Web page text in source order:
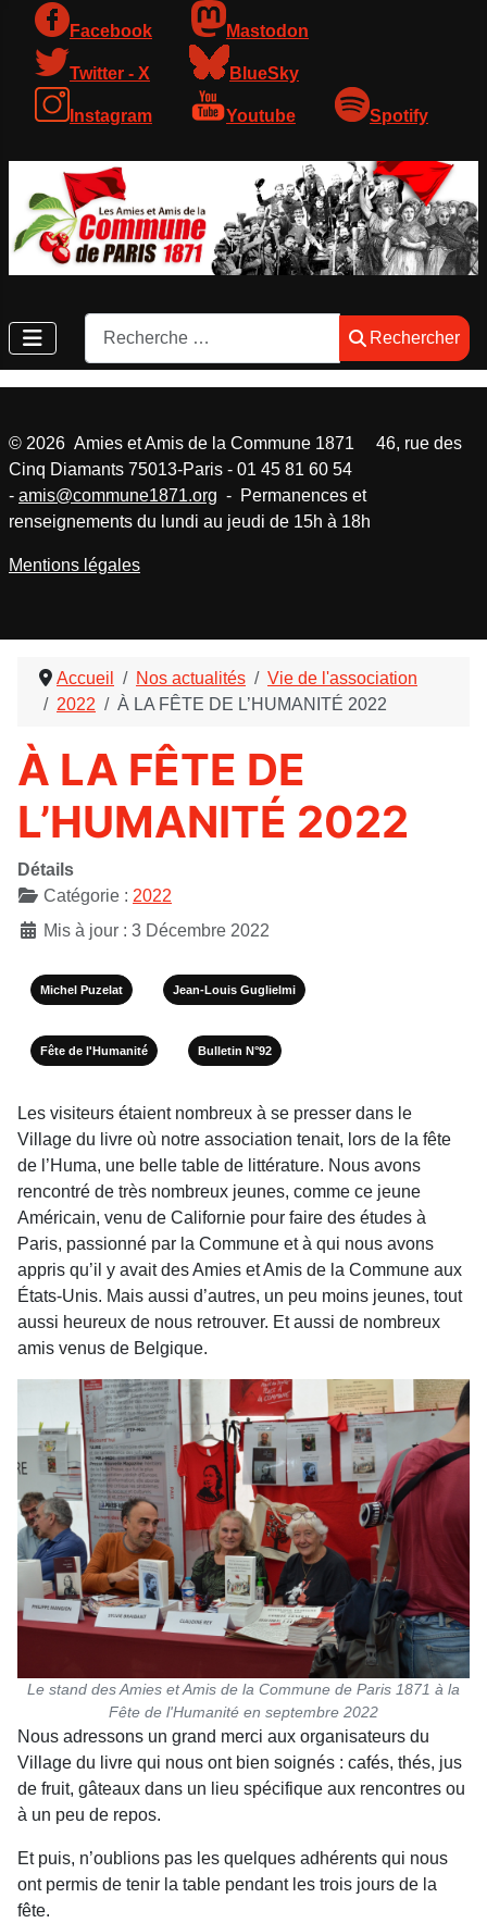
Facebook Mastodon
Twitter - X BlueSky
Instagram Youtube Spotify
Rechercher
Rechercher
Accueil Nos actualités
Vie de l'association
2022
À LA FÊTE DE L’HUMANITÉ 2022
À LA FÊTE DE
L’HUMANITÉ 2022
Détails
Catégorie : 2022
Mis à jour : 3 Décembre 2022
Michel Puzelat Jean-Louis Guglielmi
Fête de l'Humanité Bulletin N°92
Les visiteurs étaient nombreux à se presser dans le
Village du livre où notre association tenait, lors de la fête
de l’Huma, une belle table de littérature. Nous avons
rencontré de très nombreux jeunes, comme ce jeune
Américain, venu de Californie pour faire des études à
Paris, passionné par la Commune et à qui nous avons
appris qu’il y avait des Amies et Amis de la Commune aux
États-Unis. Mais aussi d’autres, un peu moins jeunes, tout
aussi heureux de nous retrou­ver. Et aussi de nombreux
amis venus de Belgique.
Le stand des Amies et Amis de la Commune de Paris 1871 à la
Fête de l'Humanité en septembre 2022
Nous adressons un grand merci aux organisateurs du
Village du livre qui nous ont bien soignés : cafés, thés, jus
de fruit, gâteaux dans un lieu spécifique aux ren­contres ou
à un peu de repos.
Et puis, n’oublions pas les quelques adhérents qui nous
ont permis de tenir la table pendant les trois jours de la
fête.
© 2026 Amies et Amis de la Commune 1871 46, rue des
Cinq Diamants 75013-Paris - 01 45 81 60 54
- amis@commune1871.org - Permanences et
renseignements du lundi au jeudi de 15h à 18h
Mentions légales